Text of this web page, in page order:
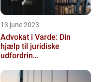
13 june 2023
Advokat i Varde: Din
hjælp til juridiske
udfordrin...